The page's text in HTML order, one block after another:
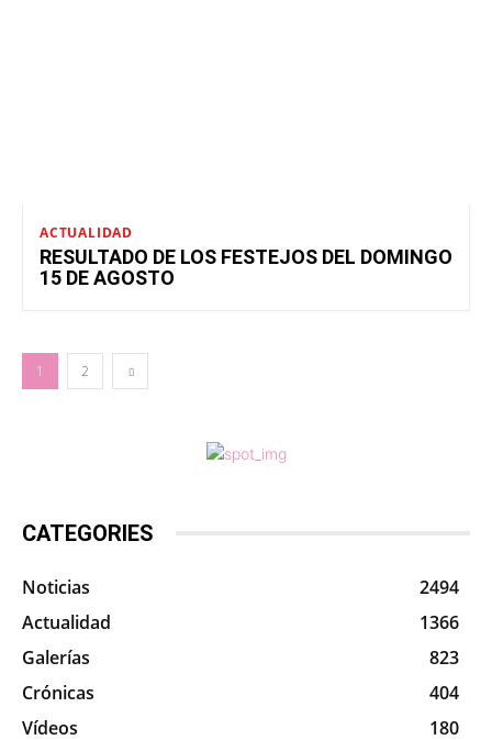
ACTUALIDAD
RESULTADO DE LOS FESTEJOS DEL DOMINGO
15 DE AGOSTO
1 2
CATEGORIES
Noticias
2494
Actualidad
1366
Galerías
823
Crónicas
404
Vídeos
180